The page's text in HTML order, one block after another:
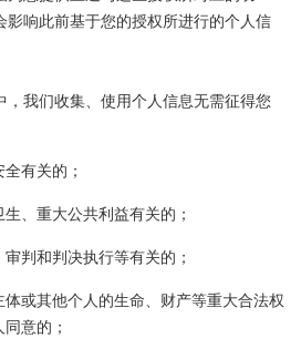
影响此前基于您的授权所进行的个人信
，我们收集、使用个人信息无需征得您
有关的；
、重大公共利益有关的；
判和判决执行等有关的；
体或其他个人的生命、财产等重大合法权
意的；